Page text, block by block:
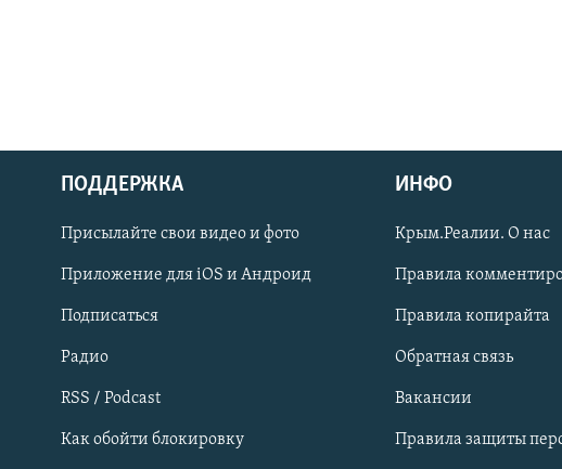
Українською
Qırımtatar
ПРИСОЕДИНЯЙТЕСЬ!
ПОДДЕРЖКА
Присылайте свои видео и фото
Приложение для iOS и Андроид
Подписаться
Радио
RSS / Podcast
Как обойти блокировку
ИНФО
Крым.Реалии. О нас
Правила
Правила копирайта
Обратная связь
Вакансии
Правила защиты